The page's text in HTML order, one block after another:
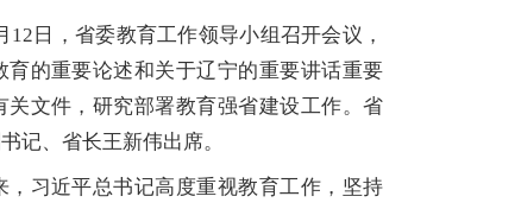
日，省委教育工作领导小组召开会议，
的重要论述和关于辽宁的重要讲话重要
文件，研究部署教育强省建设工作。省
记、省长王新伟出席。
习近平总书记高度重视教育工作，坚持